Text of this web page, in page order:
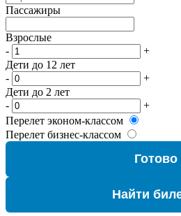
Пассажиры
Взрослые
-
+
Дети до 12 лет
-
+
Дети до 2 лет
-
+
Перелет эконом-классом
Перелет бизнес-классом
Готово
Найти